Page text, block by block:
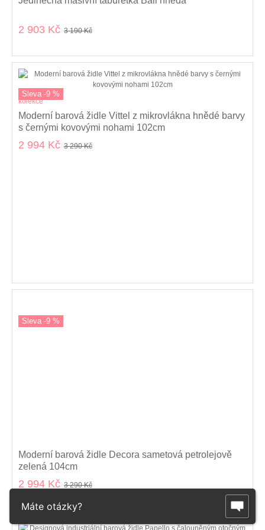
2 903 Kč 3 190 Kč
Sleva -9 %
kolekce
Moderní barová židle Vittel z mikrovlákna hnědé barvy
s černými kovovými nohami 102cm
2 994 Kč 3 290 Kč
Sleva -9 %
Moderní barová židle Decora sametová petrolejově
zelená 104cm
2 994 Kč 3 290 Kč
Máte otázky?